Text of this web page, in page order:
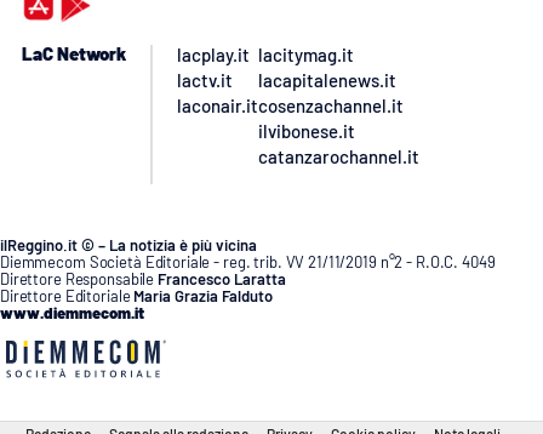
LaC Network
lacplay.it
lactv.it
laconair.it
lacitymag.it
lacapitalenews.it
cosenzachannel.it
ilvibonese.it
catanzarochannel.it
ilReggino.it © – La notizia è più vicina
Diemmecom Società Editoriale - reg. trib. VV 21/11/2019 n°2 - R.O.C. 4049
Direttore Responsabile Francesco Laratta
Direttore Editoriale Maria Grazia Falduto
www.diemmecom.it